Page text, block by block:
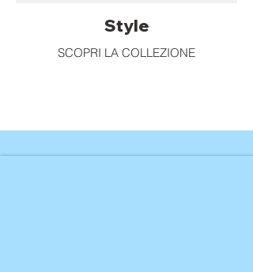
Style
SCOPRI LA COLLEZIONE